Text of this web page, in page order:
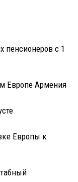
пенсионеров с 1
Европе Армения
Европы к